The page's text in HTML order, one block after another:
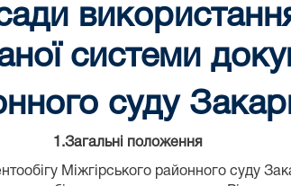
системи
суду
1.Загальні положення
Міжгірського районного суду